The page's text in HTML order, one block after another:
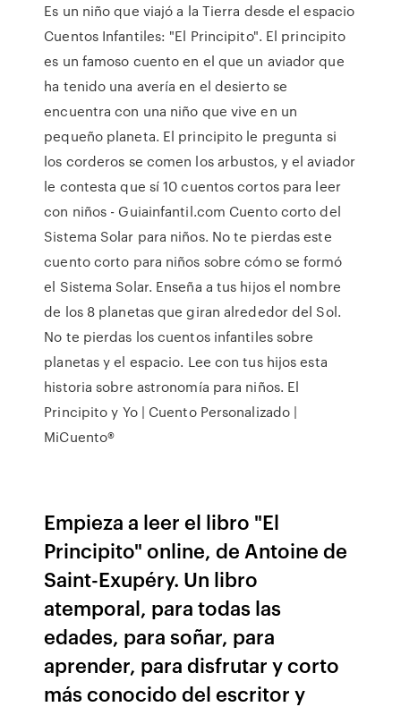
Es un niño que viajó a la Tierra desde el espacio
Cuentos Infantiles: "El Principito". El principito
es un famoso cuento en el que un aviador que
ha tenido una avería en el desierto se
encuentra con una niño que vive en un
pequeño planeta. El principito le pregunta si
los corderos se comen los arbustos, y el aviador
le contesta que sí 10 cuentos cortos para leer
con niños - Guiainfantil.com Cuento corto del
Sistema Solar para niños. No te pierdas este
cuento corto para niños sobre cómo se formó
el Sistema Solar. Enseña a tus hijos el nombre
de los 8 planetas que giran alrededor del Sol.
No te pierdas los cuentos infantiles sobre
planetas y el espacio. Lee con tus hijos esta
historia sobre astronomía para niños. El
Principito y Yo | Cuento Personalizado |
MiCuento®
Empieza a leer el libro "El
Principito" online, de Antoine de
Saint-Exupéry. Un libro
atemporal, para todas las
edades, para soñar, para
aprender, para disfrutar y corto
más conocido del escritor y